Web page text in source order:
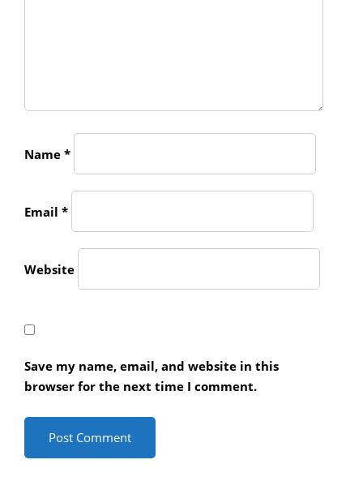
Name *
Email *
Website
Save my name, email, and website in this
browser for the next time I comment.